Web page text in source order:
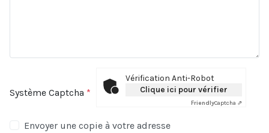
Système Captcha *
Vérification Anti-Robot
Clique ici pour vérifier
FriendlyCaptcha ⇗
Envoyer une copie à votre adresse